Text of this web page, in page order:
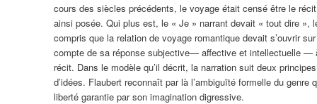
cours des siècles précédents, le voyage était censé être le
ainsi posée. Qui plus est, le « Je » narrant devait « tout dire
compris que la relation de voyage romantique devait s’ouvrir
compte de sa réponse subjective— affective et intellectuelle —
récit. Dans le modèle qu’il décrit, la narration suit deux
d’idées. Flaubert reconnaît par là l’ambiguïté formelle du
liberté garantie par son imagination digressive.